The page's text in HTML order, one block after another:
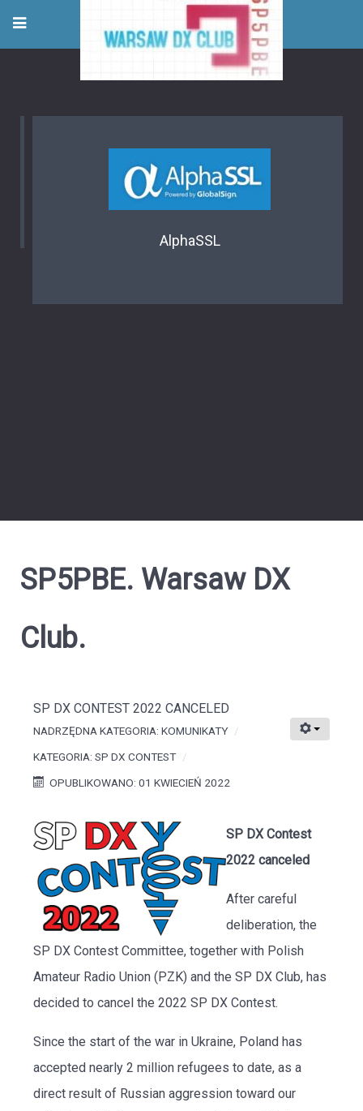
AlphaSSL
SP5PBE. Warsaw DX
Club.
SP DX CONTEST 2022 CANCELED
NADRZĘDNA KATEGORIA: KOMUNIKATY
KATEGORIA: SP DX CONTEST
OPUBLIKOWANO: 01 KWIECIEŃ 2022
SP DX Contest
2022 canceled
After careful
deliberation, the
SP DX Contest Committee, together with Polish
Amateur Radio Union (PZK) and the SP DX Club, has
decided to cancel the 2022 SP DX Contest.
Since the start of the war in Ukraine, Poland has
accepted nearly 2 million refugees to date, as a
direct result of Russian aggression toward our